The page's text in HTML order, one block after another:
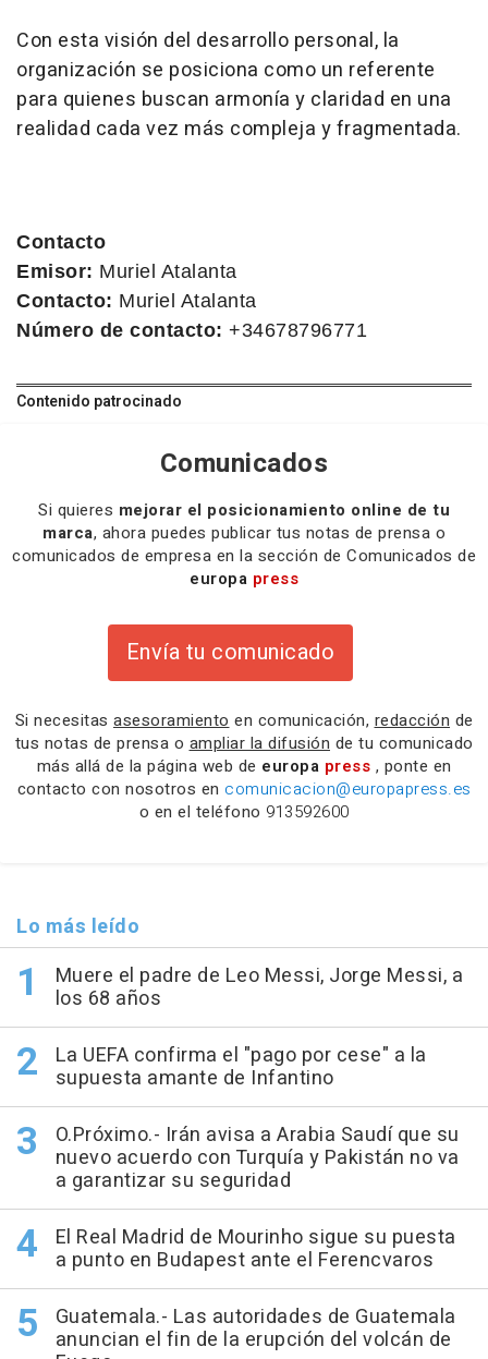
Con esta visión del desarrollo personal, la
organización se posiciona como un referente
para quienes buscan armonía y claridad en una
realidad cada vez más compleja y fragmentada.
Contacto
Emisor: Muriel Atalanta
Contacto: Muriel Atalanta
Número de contacto: +34678796771
Contenido patrocinado
Comunicados
Si quieres mejorar el posicionamiento online de tu
marca, ahora puedes publicar tus notas de prensa o
comunicados de empresa en la sección de Comunicados de
europa press
Envía tu comunicado
Si necesitas asesoramiento en comunicación, redacción de
tus notas de prensa o ampliar la difusión de tu comunicado
más allá de la página web de europa press , ponte en
contacto con nosotros en comunicacion@europapress.es
o en el teléfono 913592600
Lo más leído
Muere el padre de Leo Messi, Jorge Messi, a
los 68 años
La UEFA confirma el "pago por cese" a la
supuesta amante de Infantino
O.Próximo.- Irán avisa a Arabia Saudí que su
nuevo acuerdo con Turquía y Pakistán no va
a garantizar su seguridad
El Real Madrid de Mourinho sigue su puesta
a punto en Budapest ante el Ferencvaros
Guatemala.- Las autoridades de Guatemala
anuncian el fin de la erupción del volcán de